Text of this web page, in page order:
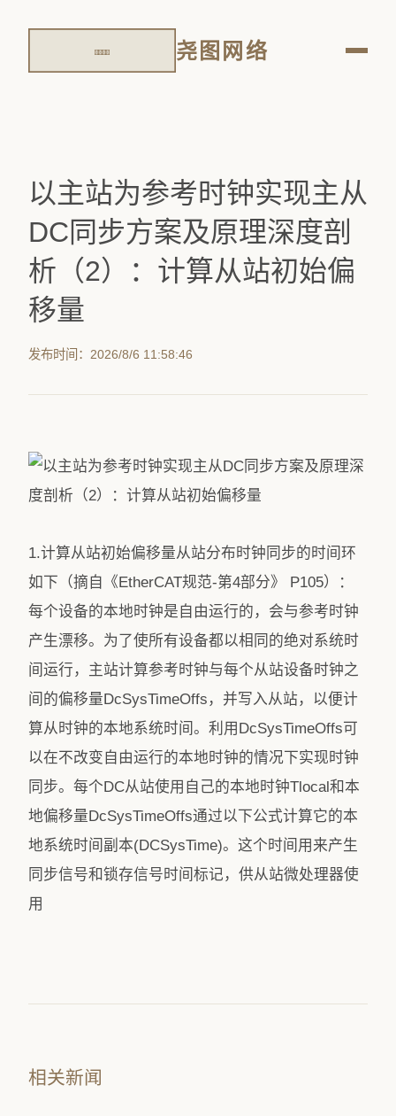
尧图网络
以主站为参考时钟实现主从
DC同步方案及原理深度剖
析（2）：计算从站初始偏
移量
发布时间：2026/8/6 11:58:46
1.计算从站初始偏移量从站分布时钟同步的时间环
如下（摘自《EtherCAT规范-第4部分》 P105）：
每个设备的本地时钟是自由运行的，会与参考时钟
产生漂移。为了使所有设备都以相同的绝对系统时
间运行，主站计算参考时钟与每个从站设备时钟之
间的偏移量DcSysTimeOffs，并写入从站，以便计
算从时钟的本地系统时间。利用DcSysTimeOffs可
以在不改变自由运行的本地时钟的情况下实现时钟
同步。每个DC从站使用自己的本地时钟Tlocal和本
地偏移量DcSysTimeOffs通过以下公式计算它的本
地系统时间副本(DCSysTime)。这个时间用来产生
同步信号和锁存信号时间标记，供从站微处理器使
用
相关新闻